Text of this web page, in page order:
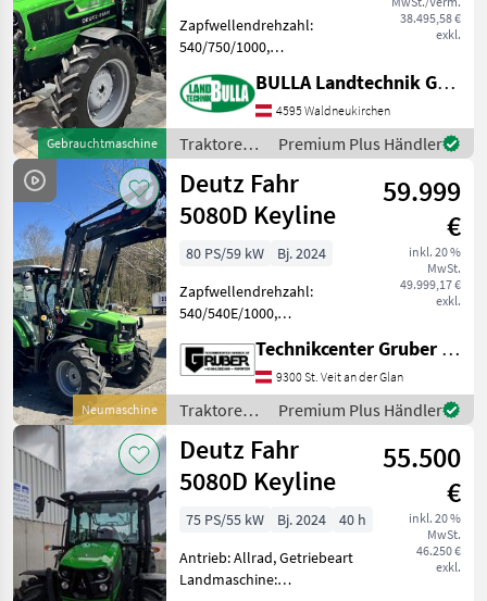
MARKTPLATZ
Marktplatz Händlerangebote Kleinanzeigen
Gebrauchtmaschine
38.495,58 €
exkl.
Zapfwellendrehzahl:
540/750/1000,
automatisch, Abgasstufe:
Tier 5,
Höchstgeschwindigkeit in
km/h: 40 km/h, Getriebeart
Landmaschine:
Schaltgetriebe, P
BULLA Landtechnik GmbH
4595 Waldneukirchen
Traktoren /
Deutz Fahr
Premium Plus Händler
Neumaschine
Deutz Fahr
5080D Keyline
59.999
€
inkl. 20 %
MwSt.
49.999,17 €
exkl.
80 PS/59 kW
Bj. 2024
Zapfwellendrehzahl:
540/540E/1000,
km/h: 40 km/h, Getriebeart
Landmaschine:
Lastschaltgetriebe,
Plattform: Kabine,
Aufladung: Turbolader mit
Lad
Technikcenter Gruber GmbH
9300 St. Veit an der Glan
Traktoren /
Deutz Fahr
Premium Plus Händler
Deutz Fahr
5080D Keyline
55.500
€
inkl. 20 %
MwSt.
46.250 €
exkl.
75 PS/55 kW Bj. 2024
40 h
Antrieb: Allrad, Getriebeart
Landmaschine: